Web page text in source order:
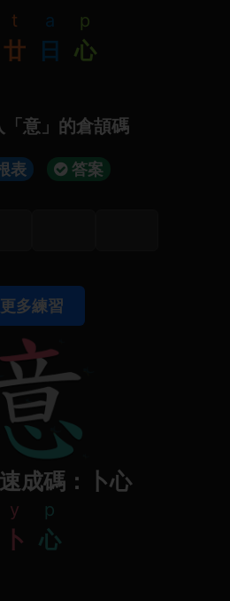
t
廿
a
日
p
心
「意」的倉頡碼
表 答案
更多練習
速成碼：卜心
y
卜
p
心